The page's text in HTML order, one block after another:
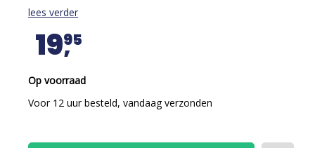
lees verder
1995
Op voorraad
Voor 12 uur besteld, vandaag verzonden